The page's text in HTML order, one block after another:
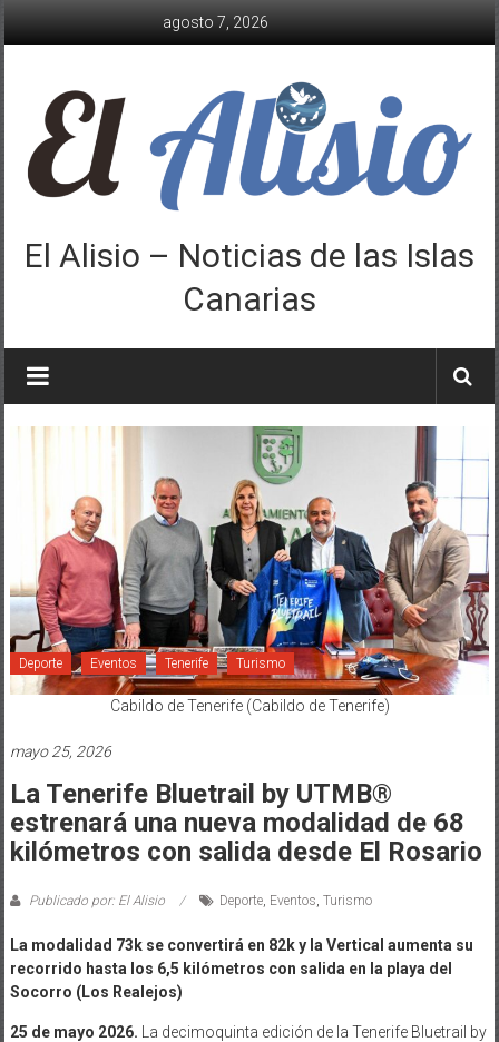
agosto 7, 2026
El Alisio – Noticias de las Islas
Canarias
Deporte Eventos Tenerife Turismo
Cabildo de Tenerife (Cabildo de Tenerife)
mayo 25, 2026
La Tenerife Bluetrail by UTMB®
estrenará una nueva modalidad de 68
kilómetros con salida desde El Rosario
Publicado por: El Alisio Deporte, Eventos Turismo
La modalidad 73k se convertirá en 82k y la Vertical aumenta su
recorrido hasta los 6,5 kilómetros con salida en la playa del
Socorro (Los Realejos)
25 de mayo 2026. La decimoquinta edición de la Tenerife Bluetrail by